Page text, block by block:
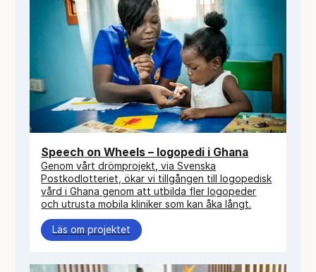
Speech on Wheels – logopedi i Ghana
Genom vårt drömprojekt, via Svenska
Postkodlotteriet, ökar vi tillgången till logopedisk
vård i Ghana genom att utbilda fler logopeder
och utrusta mobila kliniker som kan åka långt.
Läs om projektet